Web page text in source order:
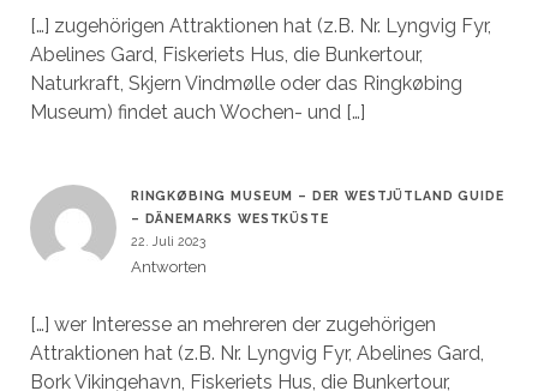
[…] zugehörigen Attraktionen hat (z.B. Nr. Lyngvig Fyr,
Abelines Gard, Fiskeriets Hus, die Bunkertour,
Naturkraft, Skjern Vindmølle oder das Ringkøbing
Museum) findet auch Wochen- und […]
RINGKØBING MUSEUM – DER WESTJÜTLAND GUIDE
– DÄNEMARKS WESTKÜSTE
22. Juli 2023
Antworten
[…] wer Interesse an mehreren der zugehörigen
Attraktionen hat (z.B. Nr. Lyngvig Fyr, Abelines Gard,
Bork Vikingehavn, Fiskeriets Hus, die Bunkertour,